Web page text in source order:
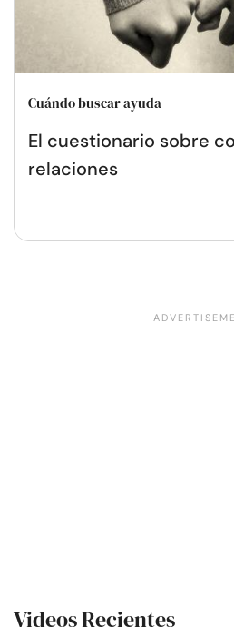
Cuándo buscar ayuda
El cuestionario sobre
relaciones
Videos Recientes